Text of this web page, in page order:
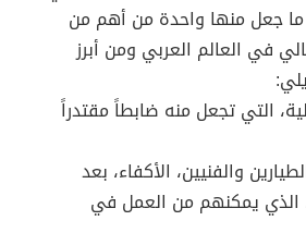
ما جعل منها واحدة من أهم من
في العالم العربي ومن أبرز
التي تجعل منه ضابطاً مقتدراً
والفنيين، الأكفاء، بعد
الذي يمكنهم من العمل في